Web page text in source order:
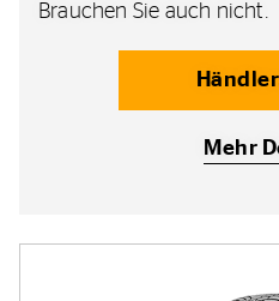
Brauchen Sie auch nicht.
Mehr